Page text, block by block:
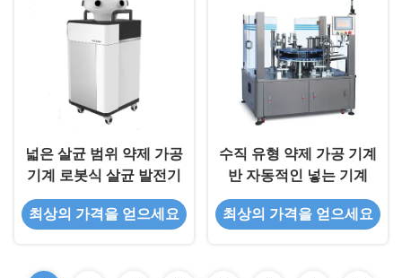
넓은 살균 범위 약제 가공
기계 로봇식 살균 발전기
최상의 가격을 얻으세요
수직 유형 약제 가공 기계
반 자동적인 넣는 기계
최상의 가격을 얻으세요